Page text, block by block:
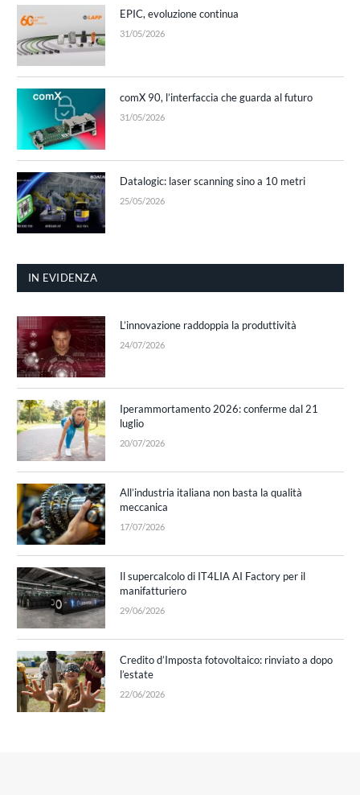
EPIC, evoluzione continua
31/05/2026
comX 90, l’interfaccia che guarda al futuro
31/05/2026
Datalogic: laser scanning sino a 10 metri
25/05/2026
IN EVIDENZA
L’innovazione raddoppia la produttività
24/07/2026
Iperammortamento 2026: conferme dal 21
luglio
20/07/2026
All’industria italiana non basta la qualità
meccanica
17/07/2026
Il supercalcolo di IT4LIA AI Factory per il
manifatturiero
29/06/2026
Credito d’Imposta fotovoltaico: rinviato a dopo
l’estate
22/06/2026